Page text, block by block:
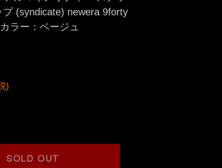
(syndicate) newera 9forty
ラー：ベージュ
)
SOLD OUT